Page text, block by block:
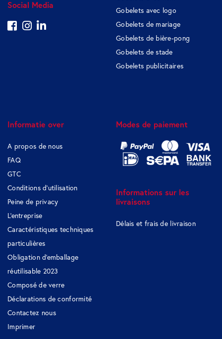
Social Media
Gobelets avec logo
Gobelets de mariage
Gobelets de bière-pong
Gobelets de stade
Gobelets publicitaires
Informatie over
A propos de nous
FAQ
GTC
Conditions d'utilisation
Peine de privacy
L'entreprise
Caractéristiques techniques
particulières
Obligation d'emballage
réutilisable 2023
Composé de verre
Déclarations de conformité
Contactez nous
Imprimer
Modes de paiement
Informations sur les
livraisons
Délais et frais de livraison